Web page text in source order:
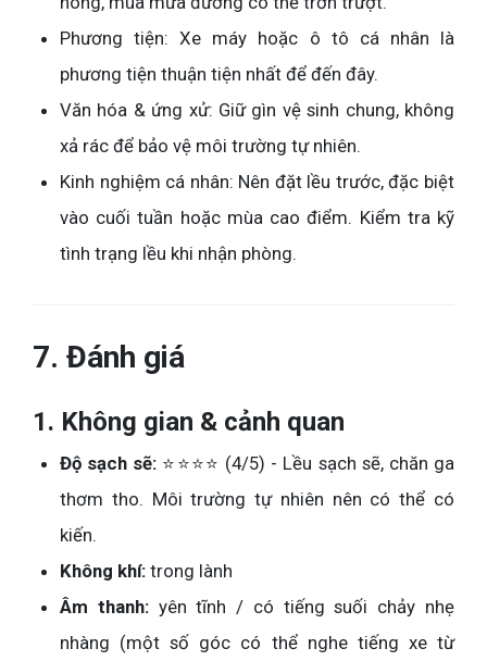
Phương tiện: Xe máy hoặc ô tô cá nhân là
phương tiện thuận tiện nhất để đến đây.
Văn hóa & ứng xử: Giữ gìn vệ sinh chung, không
xả rác để bảo vệ môi trường tự nhiên.
Kinh nghiệm cá nhân: Nên đặt lều trước, đặc biệt
vào cuối tuần hoặc mùa cao điểm. Kiểm tra kỹ
tình trạng lều khi nhận phòng.
7. Đánh giá
1. Không gian & cảnh quan
Độ sạch sẽ: ⭐⭐⭐⭐ (4/5) - Lều sạch sẽ, chăn ga
thơm tho. Môi trường tự nhiên nên có thể có
kiến.
Không khí: trong lành
Âm thanh:yên tĩnh / có tiếng suối chảy nhẹ
nhàng (một số góc có thể nghe tiếng xe từ